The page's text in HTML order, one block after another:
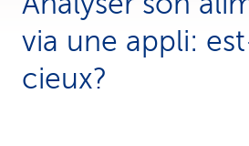
s
via une appli:
cieux?